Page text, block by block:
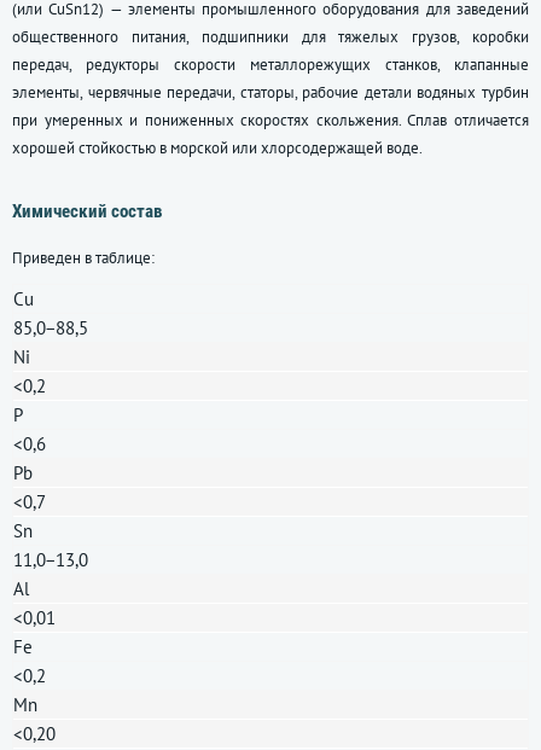
(или CuSn12) — элементы промышленного оборудования для заведений
общественного питания, подшипники для тяжелых грузов, коробки
передач, редукторы скорости металлорежущих станков, клапанные
элементы, червячные передачи, статоры, рабочие детали водяных турбин
при умеренных и пониженных скоростях скольжения. Сплав отличается
хорошей стойкостью в морской или хлорсодержащей воде.
Химический состав
Приведен в таблице:
Cu
85,0−88,5
Ni
<0,2
P
<0,6
Pb
<0,7
Sn
11,0−13,0
Al
<0,01
Fe
<0,2
Mn
<0,20